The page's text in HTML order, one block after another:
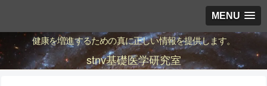
MENU
健康を増進するための真に正しい情報を提供します。
stnv基礎医学研究室